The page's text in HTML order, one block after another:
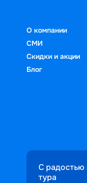
О компании
СМИ
Скидки и акции
Блог
С
тура